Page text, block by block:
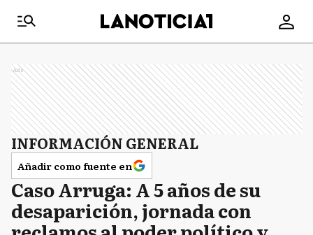
Ads
INFORMACIÓN GENERAL
Añadir como fuente en
Caso Arruga: A 5 años de su
desaparición, jornada con